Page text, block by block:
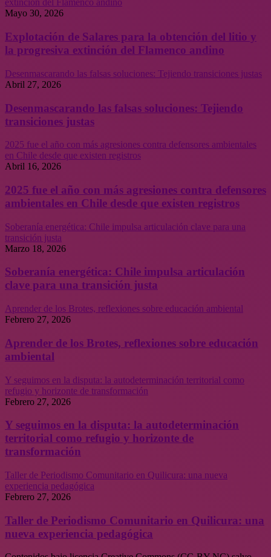
extinción del Flamenco andino
Mayo 30, 2026
Explotación de Salares para la obtención del litio y
la progresiva extinción del Flamenco andino
Desenmascarando las falsas soluciones: Tejiendo transiciones justas
Abril 27, 2026
Desenmascarando las falsas soluciones: Tejiendo
transiciones justas
2025 fue el año con más agresiones contra defensores ambientales
en Chile desde que existen registros
Abril 16, 2026
2025 fue el año con más agresiones contra defensores
ambientales en Chile desde que existen registros
Soberanía energética: Chile impulsa articulación clave para una
transición justa
Marzo 18, 2026
Soberanía energética: Chile impulsa articulación
clave para una transición justa
Aprender de los Brotes, reflexiones sobre educación ambiental
Febrero 27, 2026
Aprender de los Brotes, reflexiones sobre educación
ambiental
Y seguimos en la disputa: la autodeterminación territorial como
refugio y horizonte de transformación
Febrero 27, 2026
Y seguimos en la disputa: la autodeterminación
territorial como refugio y horizonte de
transformación
Taller de Periodismo Comunitario en Quilicura: una nueva
experiencia pedagógica
Febrero 27, 2026
Taller de Periodismo Comunitario en Quilicura: una
nueva experiencia pedagógica